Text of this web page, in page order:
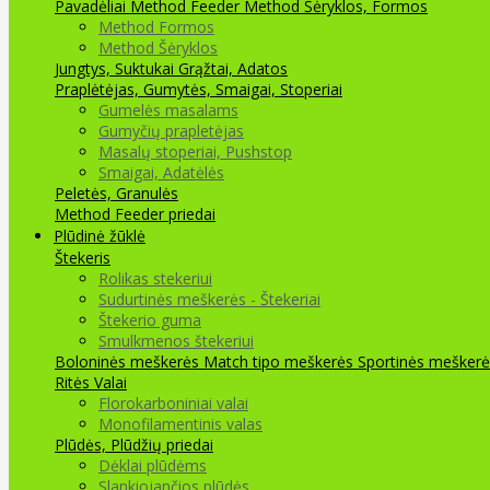
Pavadėliai Method Feeder Method Šėryklos, Formos
Method Formos
Method Šėryklos
Jungtys, Suktukai Grąžtai, Adatos
Praplėtėjas, Gumytės, Smaigai, Stoperiai
Gumelės masalams
Gumyčių prapletėjas
Masalų stoperiai, Pushstop
Smaigai, Adatėlės
Peletės, Granulės
Method Feeder priedai
Plūdinė žūklė
Štekeris
Rolikas stekeriui
Sudurtinės meškerės - Štekeriai
Štekerio guma
Smulkmenos štekeriui
Boloninės meškerės Match tipo meškerės Sportinės
Ritės Valai
Florokarboniniai valai
Monofilamentinis valas
Plūdės, Plūdžių priedai
Dėklai plūdėms
Slankiojančios plūdės